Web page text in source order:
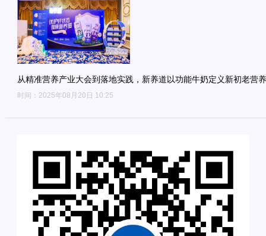
从精准营养产业大会到落地实践，新养道以功能牛奶定义新初老营
时间：2025年08月20日 10:25